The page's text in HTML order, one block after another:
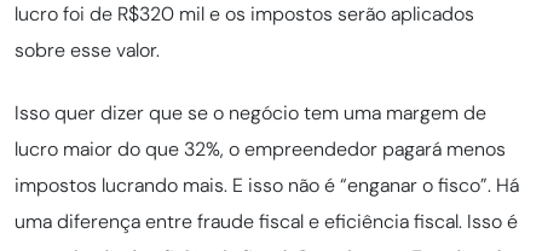
lucro foi de R$320 mil e os impostos serão aplicados
sobre esse valor.
Isso quer dizer que se o negócio tem uma margem de
lucro maior do que 32%, o empreendedor pagará menos
impostos lucrando mais. E isso não é “enganar o fisco”. Há
uma diferença entre fraude fiscal e eficiência fiscal. Isso é